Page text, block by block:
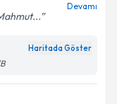
Devamı
Haritada Göster